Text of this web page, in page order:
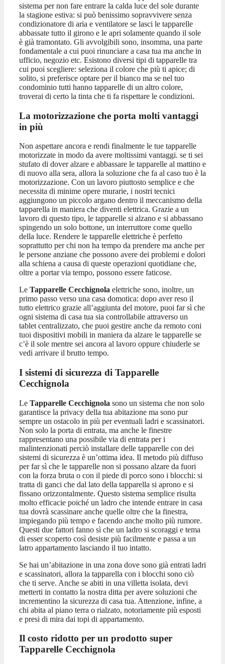
sistema per non fare entrare la calda luce del sole durante
la stagione estiva: si può benissimo sopravvivere senza
condizionatore di aria e ventilatore se lasci le tapparelle
abbassate tutto il girono e le apri solamente quando il sole
è già tramontato. Gli avvolgibili sono, insomma, una parte
fondamentale a cui puoi rinunciare a casa tua ma anche in
ufficio, negozio etc. Esistono diversi tipi di tapparelle tra
cui puoi scegliere: seleziona il colore che più ti apice; di
solito, si preferisce optare per il bianco ma se nel tuo
condominio tutti hanno tapparelle di un altro colore,
troverai di certo la tinta che ti fa rispettare le condizioni.
La motorizzazione che porta molti vantaggi
in più
Non aspettare ancora e rendi finalmente le tue tapparelle
motorizzate in modo da avere moltissimi vantaggi. se ti sei
stufato di dover alzare e abbassare le tapparelle al mattino e
di nuovo alla sera, allora la soluzione che fa al caso tuo è la
motorizzazione. Con un lavoro piuttosto semplice e che
necessita di minime opere murarie, i nostri tecnici
aggiungono un piccolo argano dentro il meccanismo della
tapparella in maniera che diventi elettrica. Grazie a un
lavoro di questo tipo, le tapparelle si alzano e si abbassano
spingendo un solo bottone, un interruttore come quello
della luce. Rendere le tapparelle elettriche è perfetto
soprattutto per chi non ha tempo da prendere ma anche per
le persone anziane che possono avere dei problemi e dolori
alla schiena a causa di queste operazioni quotidiane che,
oltre a portar via tempo, possono essere faticose.
Le Tapparelle Cecchignola elettriche sono, inoltre, un
primo passo verso una casa domotica: dopo aver reso il
tutto elettrico grazie all’aggiunta del motore, puoi far sì che
ogni sistema di casa tua sia controllabile attraverso un
tablet centralizzato, che puoi gestire anche da remoto coni
tuoi dispositivi mobili in maniera da alzare le tapparelle se
c’è il sole mentre sei ancora al lavoro oppure chiuderle se
vedi arrivare il brutto tempo.
I sistemi di sicurezza di Tapparelle
Cecchignola
Le Tapparelle Cecchignola sono un sistema che non solo
garantisce la privacy della tua abitazione ma sono pur
sempre un ostacolo in più per eventuali ladri e scassinatori.
Non solo la porta di entrata, ma anche le finestre
rappresentano una possibile via di entrata per i
malintenzionati perciò installare delle tapparelle con dei
sistemi di sicurezza è un’ottima idea. Il metodo più diffuso
per far sì che le tapparelle non si possano alzare da fuori
con la forza bruta o con il piede di porco sono i blocchi: si
tratta di ganci che dal lato della tapparella si aprono e si
fissano orizzontalmente. Questo sistema semplice risulta
molto efficacie poiché un ladro che intende entrare in casa
tua dovrà scassinare anche quelle oltre che la finestra,
impiegando più tempo e facendo anche molto più rumore.
Questi due fattori fanno sì che un ladro si scoraggi e tema
di esser scoperto così desiste più facilmente e passa a un
latro appartamento lasciando il tuo intatto.
Se hai un’abitazione in una zona dove sono già entrati ladri
e scassinatori, allora la tapparella con i blocchi sono ciò
che ti serve. Anche se abiti in una villetta isolata, devi
metterti in contatto la nostra ditta per avere soluzioni che
incrementino la sicurezza di casa tua. Attenzione, infine, a
chi abita al piano terra o rialzato, notoriamente più esposti
e presi di mira dai topi di appartamento.
Il costo ridotto per un prodotto super
Tapparelle Cecchignola